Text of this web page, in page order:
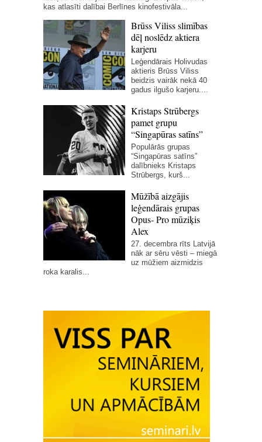
kas atlasīti dalībai Berlīnes kinofestivāla...
Brūss Viliss slimības
dēļ noslēdz aktiera
karjeru
Leģendārais Holivudas
aktieris Brūss Viliss
beidzis vairāk nekā 40
gadus ilgušo karjeru....
Kristaps Strūbergs
pamet grupu
“Singapūras satīns”
Populārās grupas
“Singapūras satīns”
dalībnieks Kristaps
Strūbergs, kurš...
Mūžībā aizgājis
leģendārais grupas
Opus- Pro mūziķis
Alex
27. decembra rīts Latvijā
nāk ar sēru vēsti – miegā
uz mūžiem aizmidzis
roka karalis...